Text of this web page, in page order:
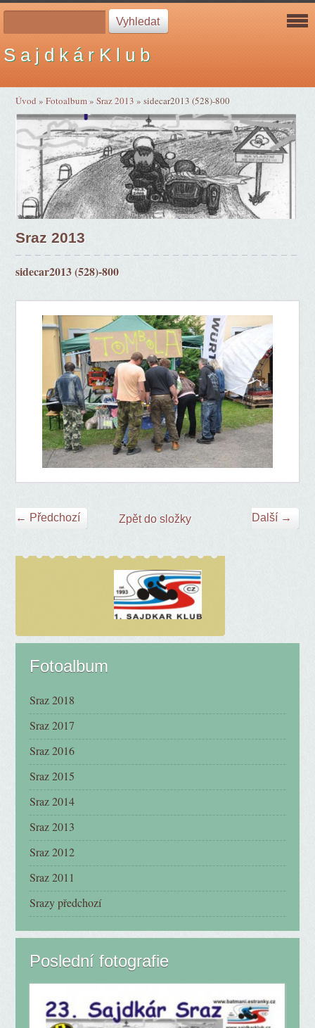
S a j d k á r K l u b
Úvod »Fotoalbum»Sraz 2013 »sidecar2013 (528)-800
Sraz 2013
sidecar2013 (528)-800
← Předchozí Další →
Zpět do složky
Fotoalbum
Sraz 2018
Sraz 2017
Sraz 2016
Sraz 2015
Sraz 2014
Sraz 2013
Sraz 2012
Sraz 2011
Srazy předchozí
Poslední fotografie